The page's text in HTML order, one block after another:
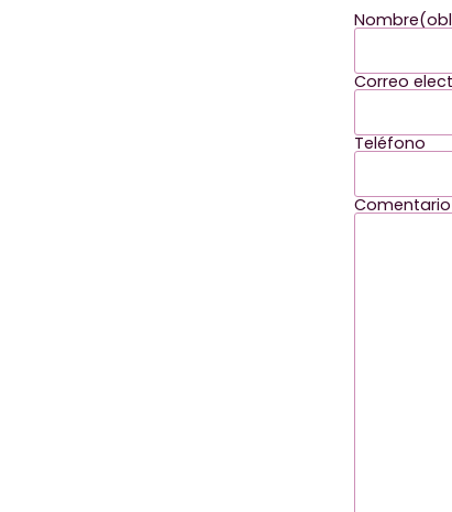
Nombre
Correo
Teléfono
Comentario